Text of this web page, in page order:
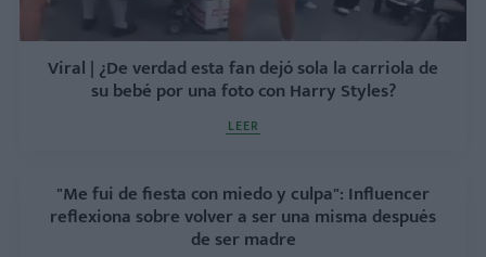
Viral | ¿De verdad esta fan dejó sola la carriola de
su bebé por una foto con Harry Styles?
LEER
"Me fui de fiesta con miedo y culpa": Influencer
reflexiona sobre volver a ser una misma después
de ser madre